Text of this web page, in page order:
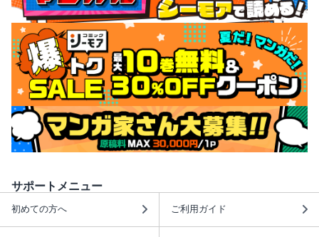
サポートメニュー
初めての方へ ご利用ガイド